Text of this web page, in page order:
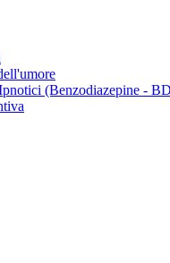
(Benzodiazepine -